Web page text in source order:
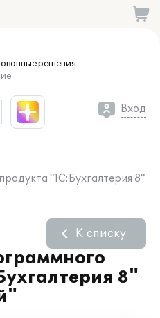
решения
Вход
"1С:Бухгалтерия 8"
8"
К списку